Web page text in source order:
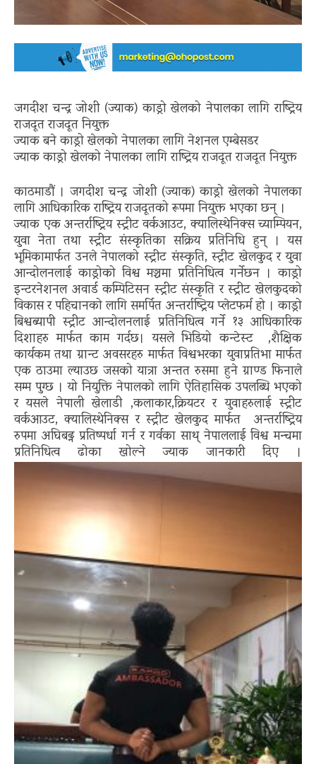
जगदीश चन्द्र जोशी (ज्याक) काड्रो खेलको नेपालका लागि राष्ट्रिय
राजदूत राजदूत नियुक्त
ज्याक बने काड्रो खेलको नेपालका लागि नेशनल एम्बेसडर
ज्याक काड्रो खेलको नेपालका लागि राष्ट्रिय राजदूत राजदूत नियुक्त
काठमाडौं । जगदीश चन्द्र जोशी (ज्याक) काड्रो खेलको नेपालका
लागि आधिकारिक राष्ट्रिय राजदूतको रूपमा नियुक्त भएका छन् ।
ज्याक एक अन्तर्राष्ट्रिय स्ट्रीट वर्कआउट, क्यालिस्थेनिक्स च्याम्पियन,
युवा नेता तथा स्ट्रीट संस्कृतिका सक्रिय प्रतिनिधि हुन् । यस
भूमिकामार्फत उनले नेपालको स्ट्रीट संस्कृति, स्ट्रीट खेलकुद र युवा
आन्दोलनलाई काड्रोको विश्व मञ्चमा प्रतिनिधित्व गर्नेछन । काड्रो
इन्टरनेशनल अवार्ड कम्पिटिसन स्ट्रीट संस्कृति र स्ट्रीट खेलकुदको
विकास र पहिचानको लागि समर्पित अन्तर्राष्ट्रिय प्लेटफर्म हो । काड्रो
बिश्वब्यापी स्ट्रीट आन्दोलनलाई प्रतिनिधित्व गर्ने १३ आधिकारिक
दिशाहरु मार्फत काम गर्दछ। यसले भिडियो कन्टेस्ट ,शैक्षिक
कार्यकम तथा ग्रान्ट अवसरहरु मार्फत विश्वभरका युवाप्रतिभा मार्फत
एक ठाउमा ल्याउछ जसको यात्रा अन्तत रुसमा हुने ग्राण्ड फिनाले
सम्म पुग्छ । यो नियुक्ति नेपालको लागि ऐतिहासिक उपलब्धि भएको
र यसले नेपाली खेलाडी ,कलाकार,क्रियटर र युवाहरुलाई स्ट्रीट
वर्कआउट, क्यालिस्थेनिक्स र स्ट्रीट खेलकुद मार्फत अन्तर्राष्ट्रिय
रुपमा अघिबढ्न प्रतिष्पर्धा गर्न र गर्वका साथ् नेपाललाई विश्व मन्चमा
प्रतिनिधित्व ढोका खोल्ने ज्याक जानकारी दिए ।